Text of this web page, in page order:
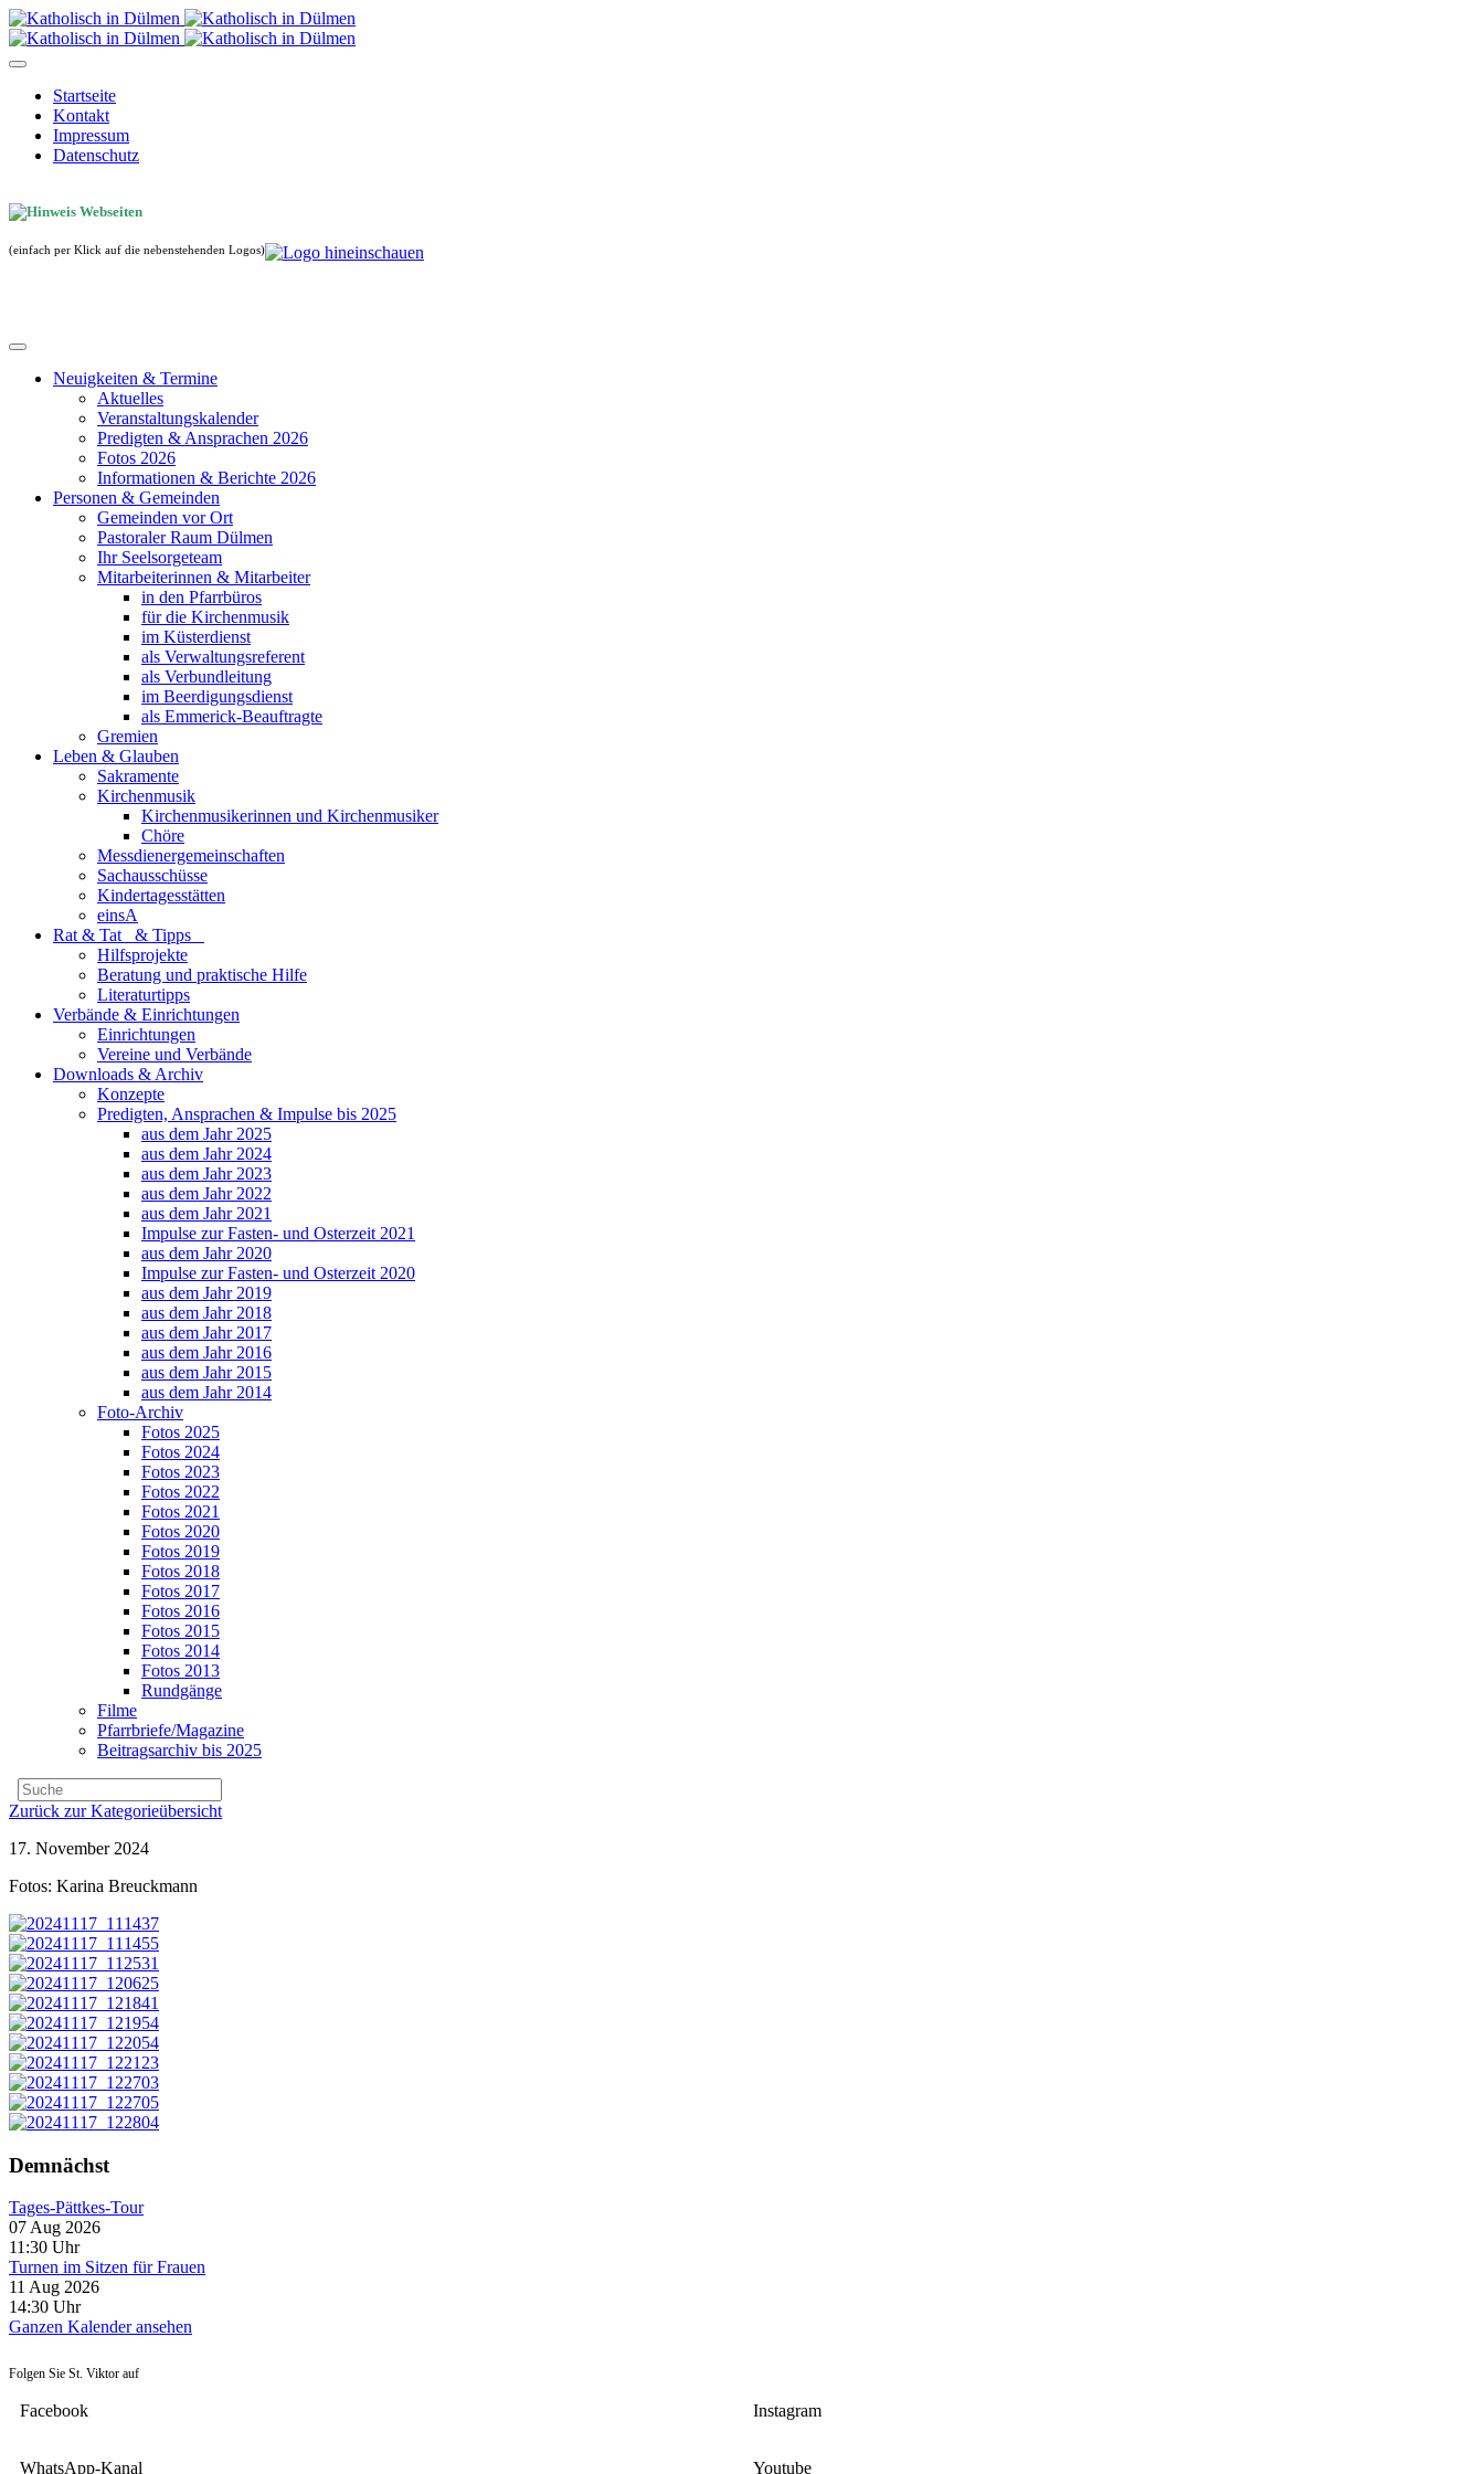
Startseite
Kontakt
Impressum
Datenschutz
(einfach per Klick auf die nebenstehenden Logos)
Neuigkeiten & Termine
Aktuelles
Veranstaltungskalender
Predigten & Ansprachen 2026
Fotos 2026
Informationen & Berichte 2026
Personen & Gemeinden
Gemeinden vor Ort
Pastoraler Raum Dülmen
Ihr Seelsorgeteam
Mitarbeiterinnen & Mitarbeiter
in den Pfarrbüros
für die Kirchenmusik
im Küsterdienst
als Verwaltungsreferent
als Verbundleitung
im Beerdigungsdienst
als Emmerick-Beauftragte
Gremien
Leben & Glauben
Sakramente
Kirchenmusik
Kirchenmusikerinnen und Kirchenmusiker
Chöre
Messdienergemeinschaften
Sachausschüsse
Kindertagesstätten
einsA
Rat & Tat & Tipps
Hilfsprojekte
Beratung und praktische Hilfe
Literaturtipps
Verbände & Einrichtungen
Einrichtungen
Vereine und Verbände
Downloads & Archiv
Konzepte
Predigten, Ansprachen & Impulse bis 2025
aus dem Jahr 2025
aus dem Jahr 2024
aus dem Jahr 2023
aus dem Jahr 2022
aus dem Jahr 2021
Impulse zur Fasten- und Osterzeit 2021
aus dem Jahr 2020
Impulse zur Fasten- und Osterzeit 2020
aus dem Jahr 2019
aus dem Jahr 2018
aus dem Jahr 2017
aus dem Jahr 2016
aus dem Jahr 2015
aus dem Jahr 2014
Foto-Archiv
Fotos 2025
Fotos 2024
Fotos 2023
Fotos 2022
Fotos 2021
Fotos 2020
Fotos 2019
Fotos 2018
Fotos 2017
Fotos 2016
Fotos 2015
Fotos 2014
Fotos 2013
Rundgänge
Filme
Pfarrbriefe/Magazine
Beitragsarchiv bis 2025
Zurück zur Kategorieübersicht
17. November 2024
Fotos: Karina Breuckmann
Demnächst
Tages-Pättkes-Tour
07 Aug 2026
11:30 Uhr
Turnen im Sitzen für Frauen
11 Aug 2026
14:30 Uhr
Ganzen Kalender ansehen
Folgen Sie St. Viktor auf
Facebook Instagram
WhatsApp-Kanal Youtube